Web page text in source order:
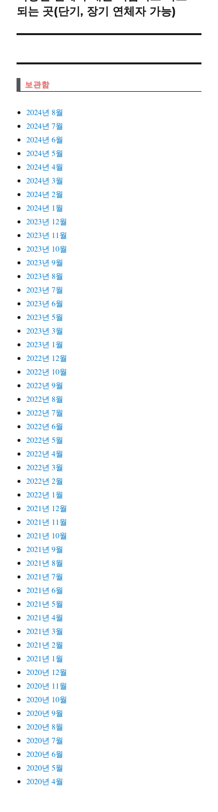
음
되는 곳(단기, 장기 연체자 가능)
보관함
2024년 8월
2024년 7월
2024년 6월
2024년 5월
2024년 4월
2024년 3월
2024년 2월
2024년 1월
2023년 12월
2023년 11월
2023년 10월
2023년 9월
2023년 8월
2023년 7월
2023년 6월
2023년 5월
2023년 3월
2023년 1월
2022년 12월
2022년 10월
2022년 9월
2022년 8월
2022년 7월
2022년 6월
2022년 5월
2022년 4월
2022년 3월
2022년 2월
2022년 1월
2021년 12월
2021년 11월
2021년 10월
2021년 9월
2021년 8월
2021년 7월
2021년 6월
2021년 5월
2021년 4월
2021년 3월
2021년 2월
2021년 1월
2020년 12월
2020년 11월
2020년 10월
2020년 9월
2020년 8월
2020년 7월
2020년 6월
2020년 5월
2020년 4월